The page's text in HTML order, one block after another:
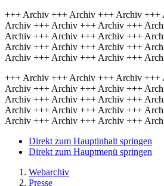
+++ Archiv +++ Archiv +++ Archiv
Archiv +++ Archiv +++ Archiv +++
Archiv +++ Archiv +++ Archiv +++
Archiv +++ Archiv +++ Archiv +++
Archiv +++ Archiv +++ Archiv +++
+++ Archiv +++ Archiv +++ Archiv
Archiv +++ Archiv +++ Archiv +++
Archiv +++ Archiv +++ Archiv +++
Archiv +++ Archiv +++ Archiv +++
Archiv +++ Archiv +++ Archiv +++
Direkt zum Hauptinhalt springen
Direkt zum Hauptmenü springen
Webarchiv
Presse